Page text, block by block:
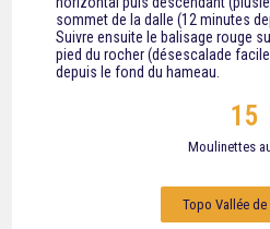
sommet de la dalle (12 minutes
Suivre ensuite le balisage rouge
pied du rocher (désescalade
depuis le fond du hameau.
Moulinettes
15
Topo Vallée de